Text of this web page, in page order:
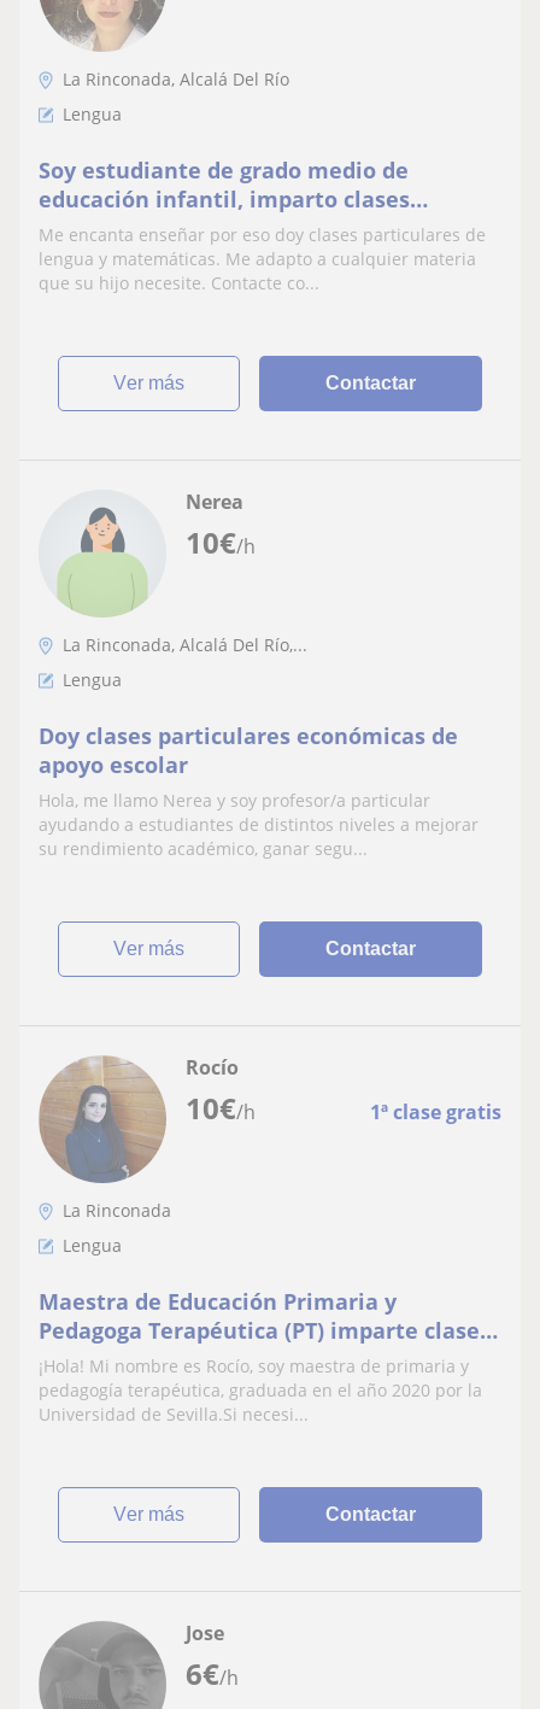
La Rinconada, Alcalá Del Río
Lengua
Soy estudiante de grado medio de
educación infantil, imparto clases
particulares de lengua y mates para
aquellos que lo necesiten.
Me encanta enseñar por eso doy clases particulares de
lengua y matemáticas. Me adapto a cualquier materia
que su hijo necesite. Contacte co...
ver más Contactar
10€/h
Nerea
La Rinconada, Alcalá Del Río,...
Lengua
Doy clases particulares económicas de
apoyo escolar
Hola, me llamo Nerea y soy profesor/a particular
ayudando a estudiantes de distintos niveles a mejorar
su rendimiento académico, ganar segu...
ver más Contactar
10€/h 1ª clase gratis
Rocío
La Rinconada
Lengua
Maestra de Educación Primaria y
Pedagoga Terapéutica (PT) imparte clases
particulares (apoyo, técnicas estudio,
material individualizado...)
¡Hola! Mi nombre es Rocío, soy maestra de primaria y
pedagogía terapéutica, graduada en el año 2020 por la
Universidad de Sevilla.Si necesi...
ver más Contactar
6€/h
Jose